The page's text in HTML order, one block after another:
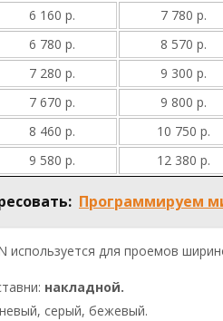
6 160 р.
7 780 р.
6 780 р.
8 570 р.
7 280 р.
9 300 р.
7 670 р.
9 800 р.
8 460 р.
10 750 р.
9 580 р. 12 380 р.
Программируем
используется для проемов
накладной.
серый, бежевый.